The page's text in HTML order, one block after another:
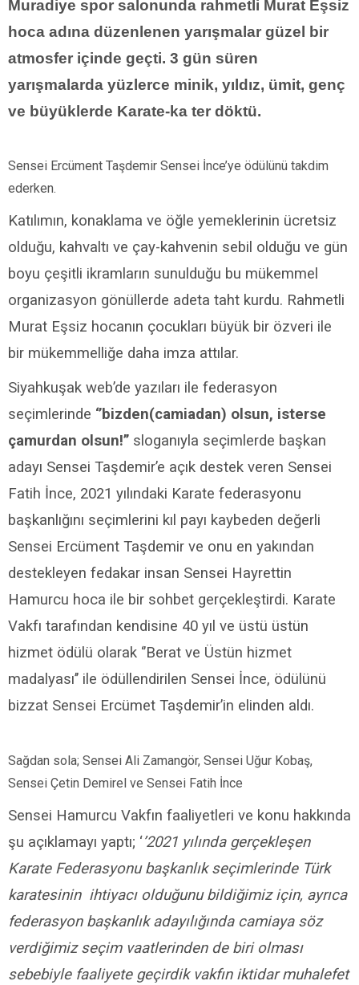
Muradiye spor salonunda rahmetli Murat Eşsiz
hoca adına düzenlenen yarışmalar güzel bir
atmosfer içinde geçti. 3 gün süren
yarışmalarda yüzlerce minik, yıldız, ümit, genç
ve büyüklerde Karate-ka ter döktü.
Sensei Ercüment Taşdemir Sensei İnce’ye ödülünü takdim
ederken.
Katılımın, konaklama ve öğle yemeklerinin ücretsiz
olduğu, kahvaltı ve çay-kahvenin sebil olduğu ve gün
boyu çeşitli ikramların sunulduğu bu mükemmel
organizasyon gönüllerde adeta taht kurdu. Rahmetli
Murat Eşsiz hocanın çocukları büyük bir özveri ile
bir mükemmelliğe daha imza attılar.
Siyahkuşak web’de yazıları ile federasyon
seçimlerinde ‘’bizden(camiadan) olsun, isterse
çamurdan olsun!’’ sloganıyla seçimlerde başkan
adayı Sensei Taşdemir’e açık destek veren Sensei
Fatih İnce, 2021 yılındaki Karate federasyonu
başkanlığını seçimlerini kıl payı kaybeden değerli
Sensei Ercüment Taşdemir ve onu en yakından
destekleyen fedakar insan Sensei Hayrettin
Hamurcu hoca ile bir sohbet gerçekleştirdi. Karate
Vakfı tarafından kendisine 40 yıl ve üstü üstün
hizmet ödülü olarak ‘’Berat ve Üstün hizmet
madalyası’’ ile ödüllendirilen Sensei İnce, ödülünü
bizzat Sensei Ercümet Taşdemir’in elinden aldı.
Sağdan sola; Sensei Ali Zamangör, Sensei Uğur Kobaş,
Sensei Çetin Demirel ve Sensei Fatih İnce
Sensei Hamurcu Vakfın faaliyetleri ve konu hakkında
şu açıklamayı yaptı; ‘’2021 yılında gerçekleşen
Karate Federasyonu başkanlık seçimlerinde Türk
karatesinin ihtiyacı olduğunu bildiğimiz için, ayrıca
federasyon başkanlık adayılığında camiaya söz
verdiğimiz seçim vaatlerinden de biri olması
sebebiyle faaliyete geçirdik vakfın iktidar muhalefet